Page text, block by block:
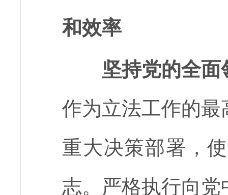
和效率
坚持党的全面
作为立法工作的
重大决策部署，
志。严格执行向